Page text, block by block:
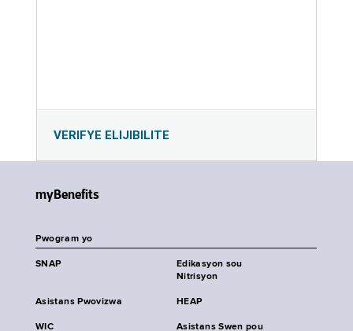
VERIFYE ELIJIBILITE
myBenefits
Pwogram yo
SNAP
Edikasyon sou
Nitrisyon
Asistans Pwovizwa HEAP
WIC
Asistans Swen pou